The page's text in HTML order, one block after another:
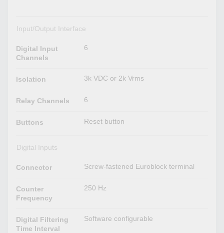
Input/Output Interface
Digital Input
Channels
6
Isolation 3k VDC or 2k Vrms
Relay Channels 6
Buttons Reset button
Digital Inputs
Connector Screw-fastened Euroblock terminal
Counter
Frequency
250 Hz
Digital Filtering
Time Interval
Software configurable